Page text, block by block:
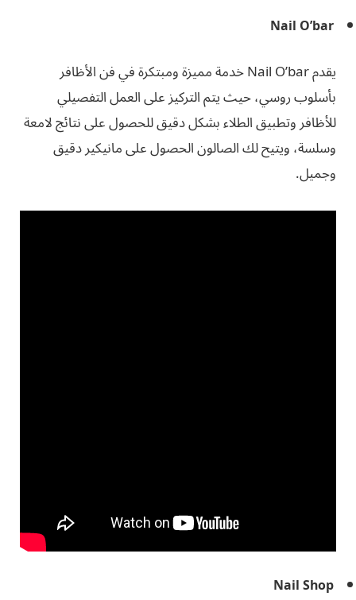
Nail O’bar
يقدم Nail O’bar خدمة مميزة ومبتكرة في فن الأظافر
بأسلوب روسي، حيث يتم التركيز على العمل التفصيلي
للأظافر وتطبيق الطلاء بشكل دقيق للحصول على نتائج لامعة
وسلسة، ويتيح لك الصالون الحصول على مانيكير دقيق
وجميل.
Nail Shop